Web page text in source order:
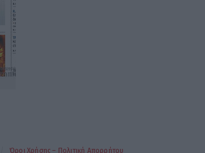
Όροι Χρήσης – Πολιτική Απορρήτου